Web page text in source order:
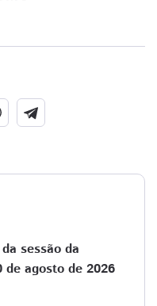
sessão da
de agosto de 2026